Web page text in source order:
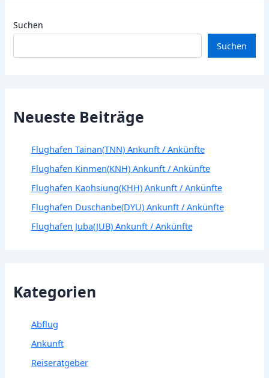
Suchen
Suchen
Neueste Beiträge
Flughafen Tainan(TNN) Ankunft / Ankünfte
Flughafen Kinmen(KNH) Ankunft / Ankünfte
Flughafen Kaohsiung(KHH) Ankunft / Ankünfte
Flughafen Duschanbe(DYU) Ankunft / Ankünfte
Flughafen Juba(JUB) Ankunft / Ankünfte
Kategorien
Abflug
Ankunft
Reiseratgeber